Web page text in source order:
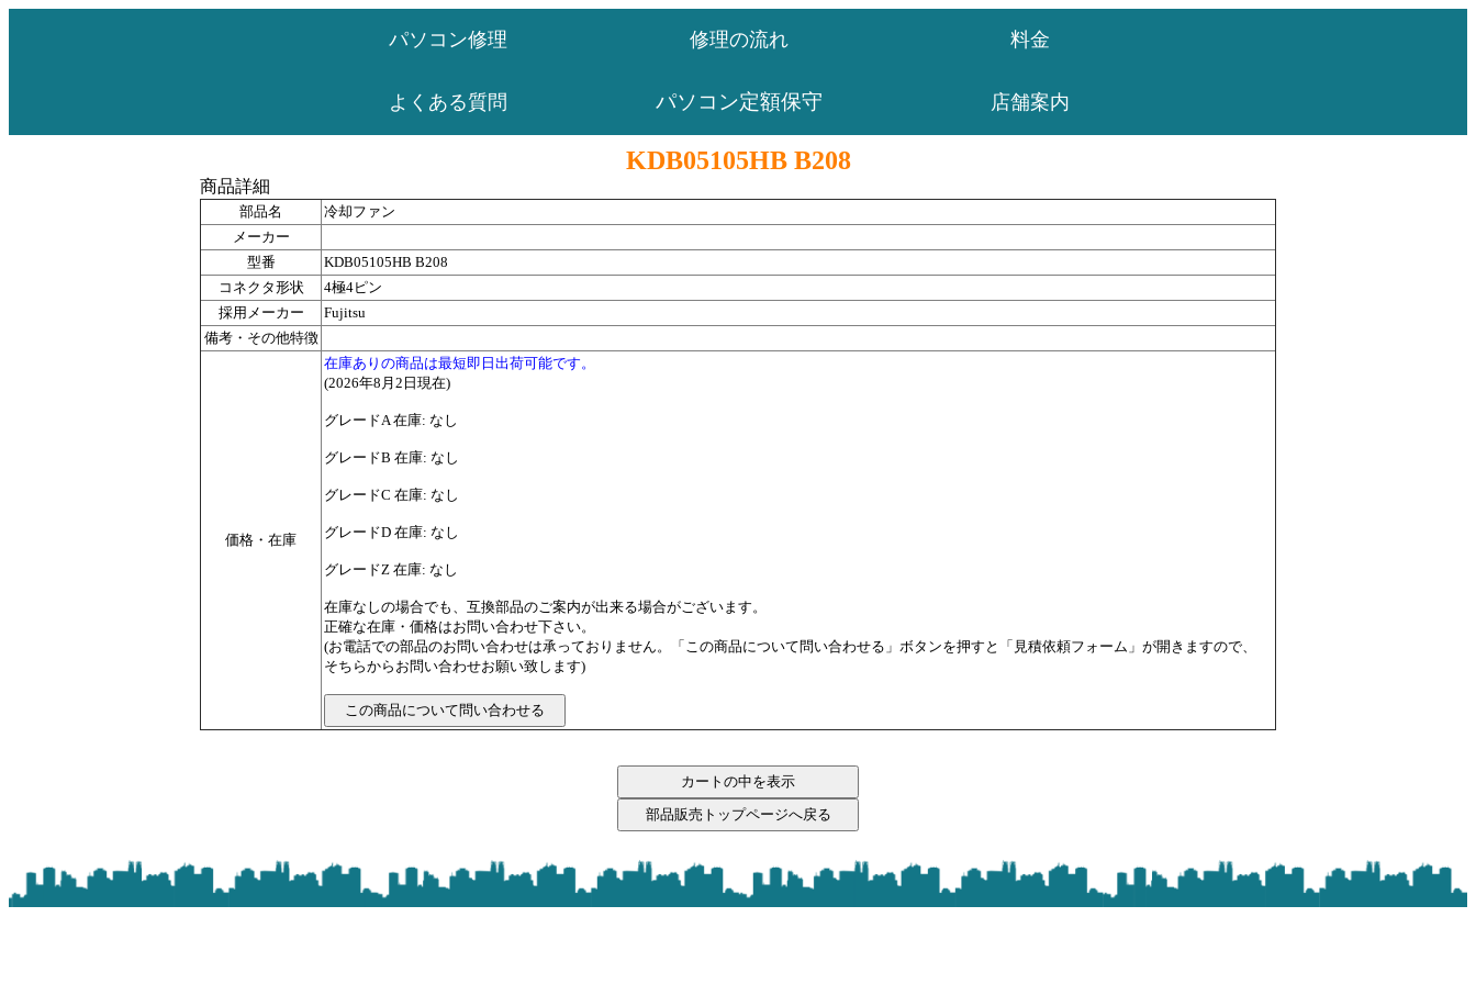
パソコン修理 修理の流れ 料金
よくある質問 パソコン定額保守 店舗案内
KDB05105HB B208
商品詳細
部品名
冷却ファン
メーカー
型番
KDB05105HB B208
コネクタ形状
4極4ピン
採用メーカー
Fujitsu
備考・その他特徴
価格・在庫
在庫ありの商品は最短即日出荷可能です。
(2026年8月2日現在)
グレードA 在庫: なし
グレードB 在庫: なし
グレードC 在庫: なし
グレードD 在庫: なし
グレードZ 在庫: なし
在庫なしの場合でも、互換部品のご案内が出来る場合がございます。
正確な在庫・価格はお問い合わせ下さい。
(お電話での部品のお問い合わせは承っておりません。「この商品について問い合わせる」ボタンを押すと「見積依頼フォーム」が開きますので、
そちらからお問い合わせお願い致します)